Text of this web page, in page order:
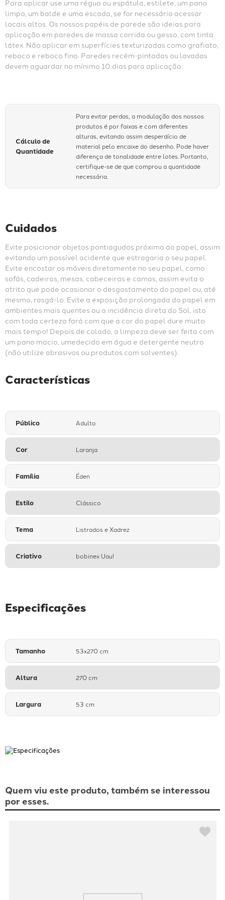
Para aplicar use uma régua ou espátula, estilete, um pano
limpo, um balde e uma escada, se for necessário acessar
locais altos. Os nossos papéis de parede são ideias para
aplicação em paredes de massa corrida ou gesso, com tinta
látex. Não aplicar em superfícies texturizadas como grafiato,
reboco e reboco fino. Paredes recém-pintadas ou lavadas
devem aguardar no mínimo 10 dias para aplicação.
Cálculo de
Quantidade
Para evitar perdas, a modulação dos nossos
produtos é por faixas e com diferentes
alturas, evitando assim desperdício de
material pelo encaixe do desenho. Pode haver
diferença de tonalidade entre lotes. Portanto,
certifique-se de que comprou a quantidade
necessária.
Cuidados
Evite posicionar objetos pontiagudos próximo ao papel, assim
evitando um possível acidente que estragaria o seu papel.
Evite encostar os móveis diretamente no seu papel, como
sofás, cadeiras, mesas, cabeceiras e camas, assim evita o
atrito que pode ocasionar o desgastamento do papel ou, até
mesmo, rasgá-lo. Evite a exposição prolongada do papel em
ambientes mais quentes ou a incidência direta do Sol, isto
com toda certeza fará com que a cor do papel dure muito
mais tempo! Depois de colado, a limpeza deve ser feita com
um pano macio, umedecido em água e detergente neutro
(não utilize abrasivos ou produtos com solventes).
Características
Público Adulto
Cor Laranja
Família Éden
Estilo Clássico
Tema Listrados e Xadrez
Criativo bobinex Uau!
Especificações
Tamanho 53x270 cm
Altura 270 cm
Largura 53 cm
Quem viu este produto, também se interessou
por esses.